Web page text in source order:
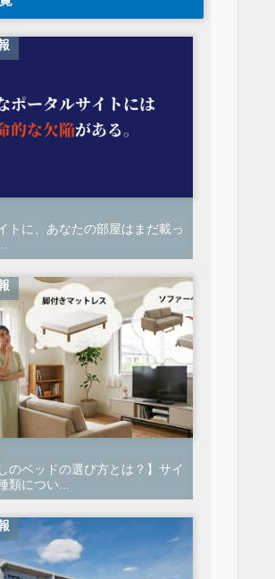
トに、あなたの部屋はまだ載っ
のベッドの選び方とは？】サイ
類につい...